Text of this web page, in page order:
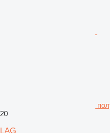
20
LAG